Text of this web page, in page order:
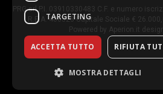
PRG srl P.I. 03910330483 C.F. e numero
R.E.A. 400323 Capitale Sociale €
Powered by Aperion.it
TARGETING
ACCETTA TUTTO RIFIUTA
MOSTRA DETTAGLI